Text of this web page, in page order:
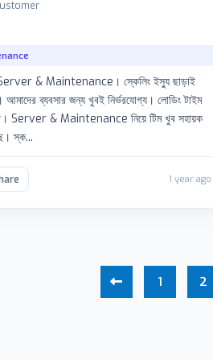
Server & Maintenance। স্কেলিং ইস্যু ছাড়াই
আমাদের ব্যবসার জন্য খুবই নির্ভরযোগ্য। লোডিং টাইম
Server & Maintenance নিয়ে টিম খুব সহায়ক
স্ক...
1 year ago
1 2